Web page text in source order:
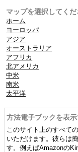
マップを選択してく
ホーム
ヨーロッパ
アジア
オーストラリア
アフリカ
北アメリカ
中米
南米
太平洋
方法電子ブックを表
このサイト上のすべて
いただけます。彼らは
す。例えばAmazonの